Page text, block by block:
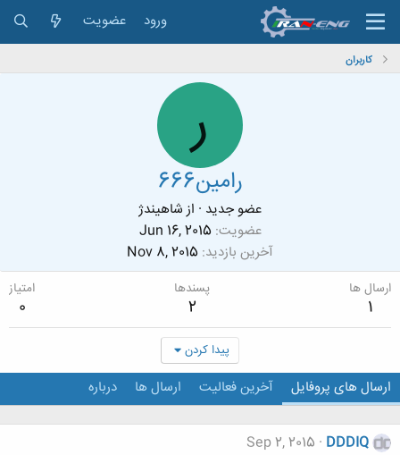
ورود عضویت
کاربران
ر
رامین666
عضو جدید · از شاهیندژ
عضویت Jun 16, 2015
آخرین بازدید Nov 8, 2015
ارسال ها
1
پسندها
2
امتیاز
0
پیدا کردن
ارسال های پروفایل آخرین فعالیت ارسال ها درباره
DDDIQ
Sep 2, 2015